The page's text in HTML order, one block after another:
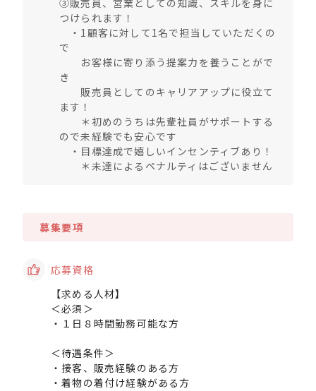
③販売員、営業としての知識、スキルを身に
つけられます！
・1顧客に対して1名で担当していただくの
で
お客様に寄り添う提案力を養うことがで
き
販売員としてのキャリアアップに役立て
ます！
＊初めのうちは先輩社員がサポートする
ので未経験でも安心です
・目標達成で嬉しいインセンティブあり！
＊未達によるペナルティはございません
募集要項
応募資格
【求める人材】
＜必須＞
・１日８時間勤務可能な方
＜待遇条件＞
・接客、販売経験のある方
・着物の着付け経験がある方